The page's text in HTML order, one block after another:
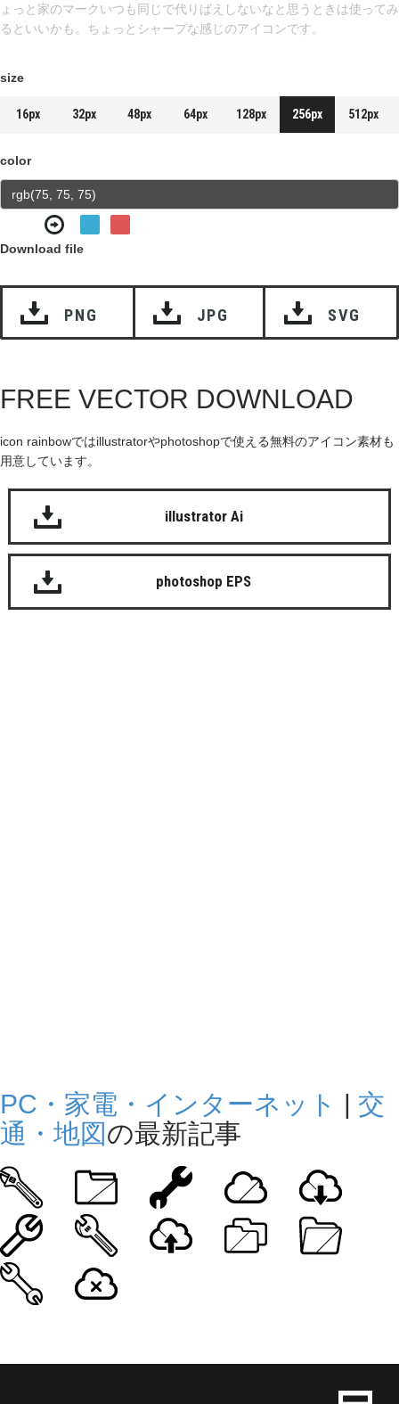
ょっと家のマークいつも同じで代りばえしないなと思うときは使ってみ
るといいかも。ちょっとシャープな感じのアイコンです。
size
16px 32px 48px 64px 128px 256px 512px
color
Download file
PNG JPG SVG
FREE VECTOR DOWNLOAD
icon rainbowではillustratorやphotoshopで使える無料のアイコン素材も
用意しています。
illustrator Ai
photoshop EPS
PC・家電・インターネット | 交
通・地図の最新記事